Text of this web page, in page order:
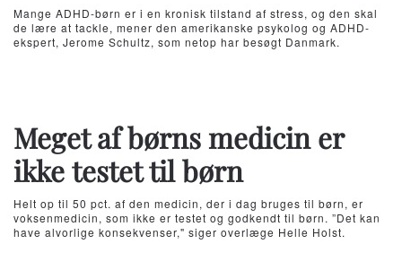
Mange ADHD-børn er i en kronisk tilstand af stress, og den skal
de lære at tackle, mener den amerikanske psykolog og ADHD-
ekspert, Jerome Schultz, som netop har besøgt Danmark.
Meget af børns medicin er
ikke testet til børn
Helt op til 50 pct. af den medicin, der i dag bruges til børn, er
voksenmedicin, som ikke er testet og godkendt til børn. ”Det kan
have alvorlige konsekvenser," siger overlæge Helle Holst.